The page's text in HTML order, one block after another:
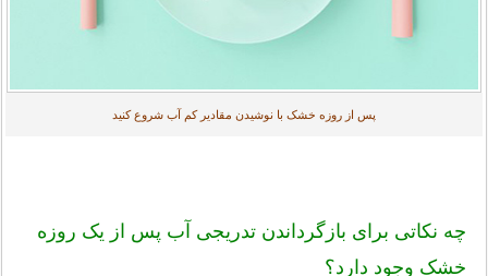
پس از روزه خشک با نوشیدن مقادیر کم آب شروع کنید
چه نکاتی برای بازگرداندن تدریجی آب پس از یک روزه
خشک وجود دارد؟